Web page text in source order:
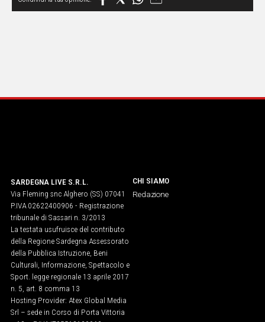
SARDEGNA LIVE S.R.L.
Via Fleming snc Alghero (SS) 07041
P.IVA 02622400906 - Registrazione
tribunale di Sassari n. 3/2013
La testata usufruisce del contributo
della Regione Sardegna Assessorato
della Pubblica Istruzione, Beni
Culturali, Informazione, Spettacolo e
Sport. legge regionale 13 aprile 2017
n. 5, art. 8 comma 13
Hosting Provider: Atex Global Media
Srl – sede in Corso di Porta Vittoria
CHI SIAMO
Redazione